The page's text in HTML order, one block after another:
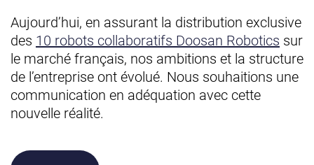
Aujourd’hui, en assurant la distribution exclusive
des 10 robots collaboratifs Doosan Robotics sur
le marché français, nos ambitions et la structure
de l’entreprise ont évolué. Nous souhaitions une
communication en adéquation avec cette
nouvelle réalité.